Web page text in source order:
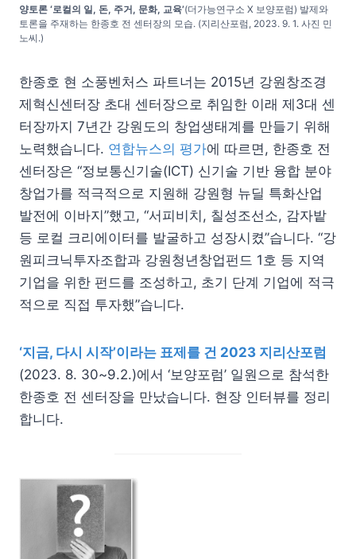
양토론 ‘로컬의 일, 돈, 주거, 문화, 교육’(더가능연구소 X 보양포럼) 발제와
토론을 주재하는 한종호 전 센터장의 모습. (지리산포럼, 2023. 9. 1. 사진 민
노씨.)
한종호 현 소풍벤처스 파트너는 2015년 강원창조경
제혁신센터장 초대 센터장으로 취임한 이래 제3대 센
터장까지 7년간 강원도의 창업생태계를 만들기 위해
노력했습니다. 연합뉴스의 평가에 따르면, 한종호 전
센터장은 “정보통신기술(ICT) 신기술 기반 융합 분야
창업가를 적극적으로 지원해 강원형 뉴딜 특화산업
발전에 이바지”했고, “서피비치, 칠성조선소, 감자밭
등 로컬 크리에이터를 발굴하고 성장시켰”습니다. “강
원피크닉투자조합과 강원청년창업펀드 1호 등 지역
기업을 위한 펀드를 조성하고, 초기 단계 기업에 적극
적으로 직접 투자했”습니다.
‘지금, 다시 시작’이라는 표제를 건 2023 지리산포럼
(2023. 8. 30~9.2.)에서 ‘보양포럼’ 일원으로 참석한
한종호 전 센터장을 만났습니다. 현장 인터뷰를 정리
합니다.